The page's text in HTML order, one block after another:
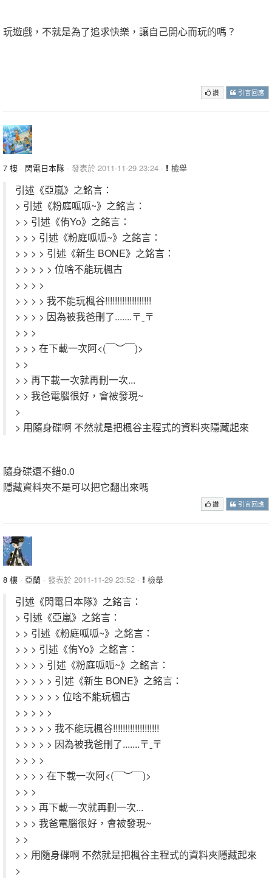
玩遊戲，不就是為了追求快樂，讓自己開心而玩的嗎？
讚 引言回應
7 樓 · 閃電日本隊 · 發表於 2011-11-29 23:24 · 檢舉
引述《亞嵐》之銘言：
> 引述《粉庭呱呱~》之銘言：
> > 引述《侑Yo》之銘言：
> > > 引述《粉庭呱呱~》之銘言：
> > > > 引述《新生 BONE》之銘言：
> > > > > 位啥不能玩楓古
> > > >
> > > > 我不能玩楓谷!!!!!!!!!!!!!!!!!!!
> > > > 因為被我爸刪了.......〒ˍ〒
> > >
> > > 在下載一次阿<(￣︶￣)>
> >
> > 再下載一次就再刪一次...
> > 我爸電腦很好，會被發現~
>
> 用隨身碟啊 不然就是把楓谷主程式的資料夾隱藏起來
隨身碟還不錯0.0
隱藏資料夾不是可以把它翻出來嗎
讚 引言回應
8 樓 · 亞蘭 · 發表於 2011-11-29 23:52 · 檢舉
引述《閃電日本隊》之銘言：
> 引述《亞嵐》之銘言：
> > 引述《粉庭呱呱~》之銘言：
> > > 引述《侑Yo》之銘言：
> > > > 引述《粉庭呱呱~》之銘言：
> > > > > 引述《新生 BONE》之銘言：
> > > > > > 位啥不能玩楓古
> > > > >
> > > > > 我不能玩楓谷!!!!!!!!!!!!!!!!!!!
> > > > > 因為被我爸刪了.......〒ˍ〒
> > > >
> > > > 在下載一次阿<(￣︶￣)>
> > >
> > > 再下載一次就再刪一次...
> > > 我爸電腦很好，會被發現~
> >
> > 用隨身碟啊 不然就是把楓谷主程式的資料夾隱藏起來
>